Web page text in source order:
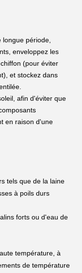
période,
enveloppez les
(pour éviter
et stockez dans
afin d'éviter que
en raison d'une
tels que de la laine
à poils durs
forts ou d'eau de
température, à
de température